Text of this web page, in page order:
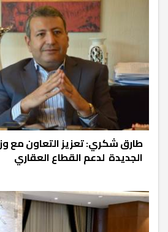
طارق شكري: تعزيز التعاون مع
الجديدة لدعم القطاع العقاري